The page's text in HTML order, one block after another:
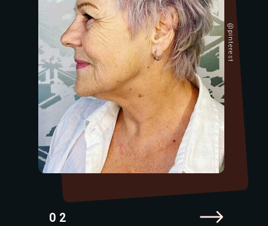
02
@pinterest